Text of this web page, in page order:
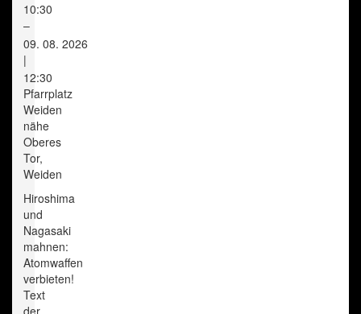
10:30
–
09. 08. 2026
|
12:30
Pfarrplatz
Weiden
nähe
Oberes
Tor,
Weiden
Hiroshima
und
Nagasaki
mahnen:
Atomwaffen
verbieten!
Text
der